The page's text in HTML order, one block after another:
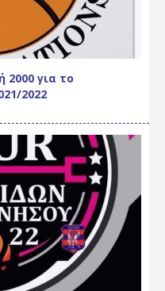
2000 για το
2022